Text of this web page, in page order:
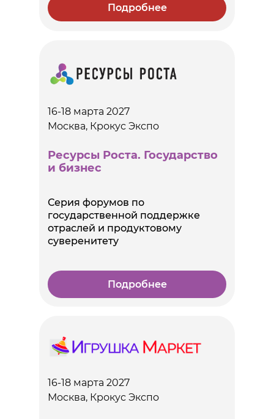
Подробнее
Серия форумов по
государственной поддержке
отраслей и продуктовому
суверенитету
Ресурсы Роста. Государство
и бизнес
Подробнее
16-18 марта 2027
Москва, Крокус Экспо
16-18 марта 2027
Москва, Крокус Экспо